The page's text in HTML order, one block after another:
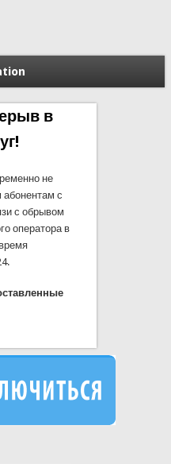
в
не
с
с обрывом
оператора в